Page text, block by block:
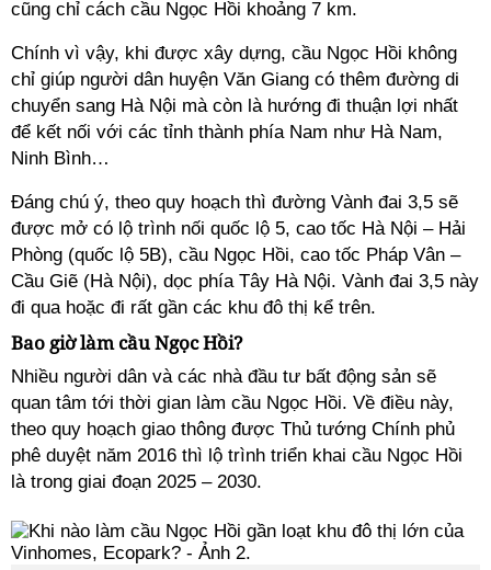
cũng chỉ cách cầu Ngọc Hồi khoảng 7 km.
Chính vì vậy, khi được xây dựng, cầu Ngọc Hồi không
chỉ giúp người dân huyện Văn Giang có thêm đường di
chuyển sang Hà Nội mà còn là hướng đi thuận lợi nhất
để kết nối với các tỉnh thành phía Nam như Hà Nam,
Ninh Bình…
Đáng chú ý, theo quy hoạch thì đường Vành đai 3,5 sẽ
được mở có lộ trình nối quốc lộ 5, cao tốc Hà Nội – Hải
Phòng (quốc lộ 5B), cầu Ngọc Hồi, cao tốc Pháp Vân –
Cầu Giẽ (Hà Nội), dọc phía Tây Hà Nội. Vành đai 3,5 này
đi qua hoặc đi rất gần các khu đô thị kể trên.
Bao giờ làm cầu Ngọc Hồi?
Nhiều người dân và các nhà đầu tư bất động sản sẽ
quan tâm tới thời gian làm cầu Ngọc Hồi. Về điều này,
theo quy hoạch giao thông được Thủ tướng Chính phủ
phê duyệt năm 2016 thì lộ trình triển khai cầu Ngọc Hồi
là trong giai đoạn 2025 – 2030.